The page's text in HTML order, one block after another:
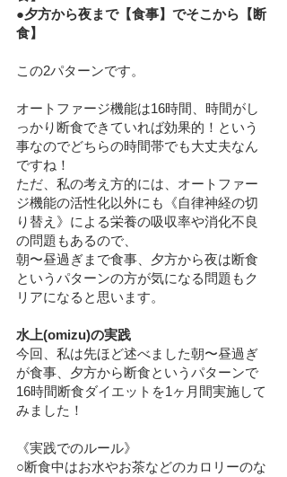
●夕方から夜まで【食事】でそこから【断
食】
この2パターンです。
オートファージ機能は16時間、時間がし
っかり断食できていれば効果的！という
事なのでどちらの時間帯でも大丈夫なん
ですね！
ただ、私の考え方的には、オートファー
ジ機能の活性化以外にも《自律神経の切
り替え》による栄養の吸収率や消化不良
の問題もあるので、
朝〜昼過ぎまで食事、夕方から夜は断食
というパターンの方が気になる問題もク
リアになると思います。
水上(omizu)の実践
今回、私は先ほど述べました朝〜昼過ぎ
が食事、夕方から断食というパターンで
16時間断食ダイエットを1ヶ月間実施して
みました！
《実践でのルール》
○断食中はお水やお茶などのカロリーのな